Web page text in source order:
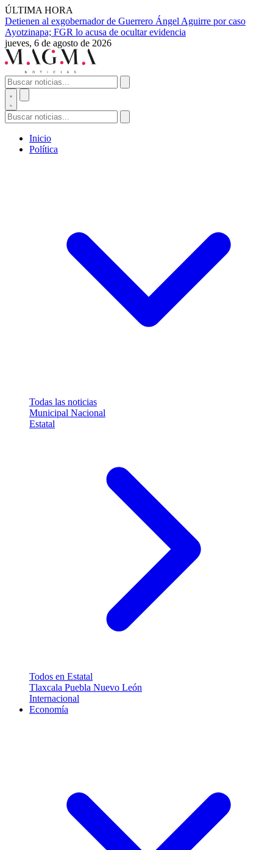
ÚLTIMA HORA
Detienen al exgobernador de Guerrero Ángel Aguirre por caso
Ayotzinapa; FGR lo acusa de ocultar evidencia
jueves, 6 de agosto de 2026
Inicio
Política
Todas las noticias
Municipal Nacional
Estatal
Todos en Estatal
Tlaxcala Puebla Nuevo León
Internacional
Economía